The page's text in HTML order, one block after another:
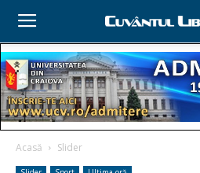
Acasă Slider